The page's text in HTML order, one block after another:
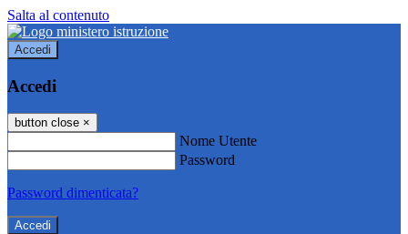
Salta al contenuto
Accedi
Accedi
button close ×
Nome Utente
Password
Password dimenticata?